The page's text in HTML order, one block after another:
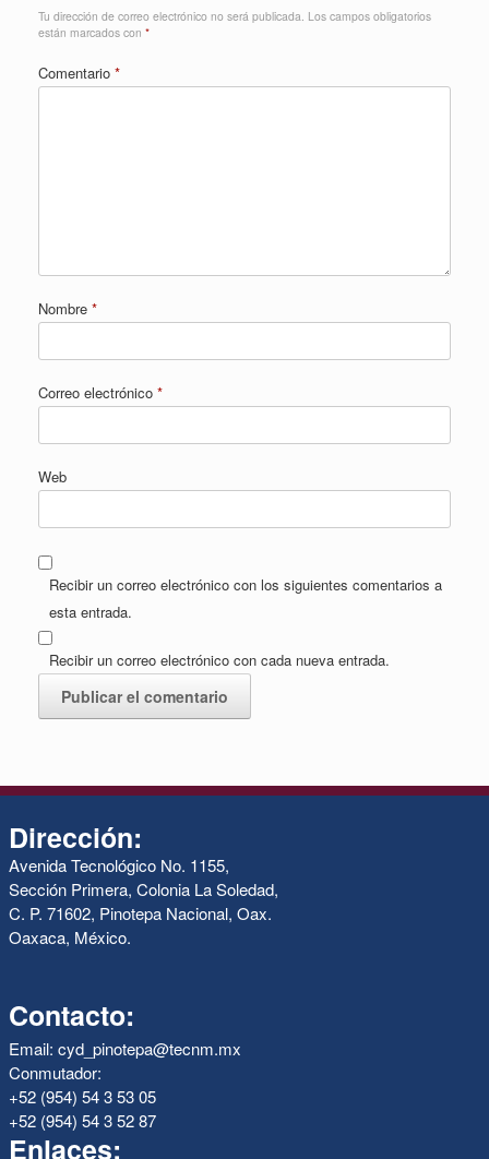
Tu dirección de correo electrónico no será publicada. Los campos obligatorios
están marcados con *
Comentario *
Nombre *
Correo electrónico *
Web
Recibir un correo electrónico con los siguientes comentarios a
esta entrada.
Recibir un correo electrónico con cada nueva entrada.
Dirección:
Avenida Tecnológico No. 1155,
Sección Primera, Colonia La Soledad,
C. P. 71602, Pinotepa Nacional, Oax.
Oaxaca, México.
Contacto:
Email: cyd_pinotepa@tecnm.mx
Conmutador:
+52 (954) 54 3 53 05
+52 (954) 54 3 52 87
Enlaces: